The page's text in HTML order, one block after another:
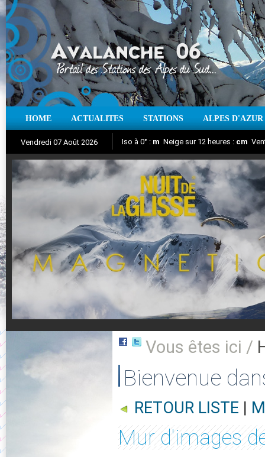
HOME ACTUALITES STATIONS ALPES D'AZUR
Vendredi 07 Août 2026
Aujourd'hui : T° Min : °C T° Max :°C
Iso à 0° : m Neige sur 12 heures : cm
Suivez en direct l'actualité des stations
Nuit de la Glisse 2018
Vous êtes ici /
Bienvenue
RETOUR LISTE |
Mur d'images